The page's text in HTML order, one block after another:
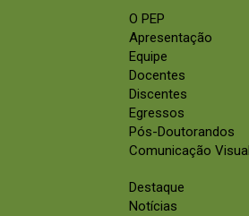
O PEP
Apresentação
Equipe
Docentes
Discentes
Egressos
Pós-Doutorandos
Comunicação Visual
Destaque
Notícias